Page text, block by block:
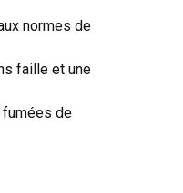
normes de
faille et une
fumées de